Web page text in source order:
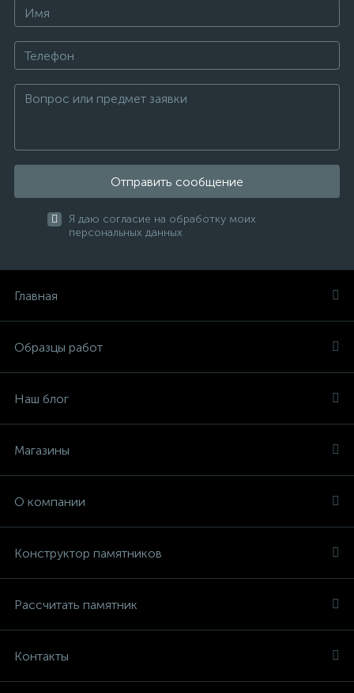
Отправить сообщение
Я даю согласие на обработку моих
персональных данных
Главная
Образцы работ
Наш блог
Магазины
О компании
Конструктор памятников
Рассчитать памятник
Контакты